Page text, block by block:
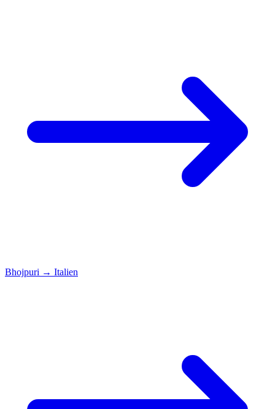
Bhojpuri → Italien